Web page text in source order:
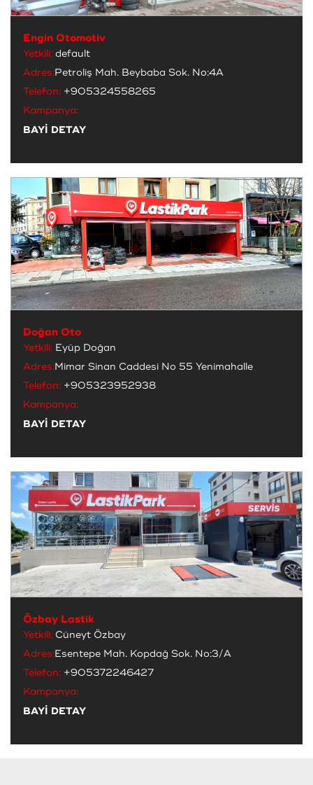
Engin Otomotiv
Yetkili: default
Adres:Petroliş Mah. Beybaba Sok. No:4A
Telefon: +905324558265
Kampanya:
BAYİ DETAY
Doğan Oto
Yetkili: Eyüp Doğan
Adres:Mimar Sinan Caddesi No 55 Yenimahalle
Telefon: +905323952938
Kampanya:
BAYİ DETAY
Özbay Lastik
Yetkili: Cüneyt Özbay
Adres:Esentepe Mah. Kopdağ Sok. No:3/A
Telefon: +905372246427
Kampanya:
BAYİ DETAY